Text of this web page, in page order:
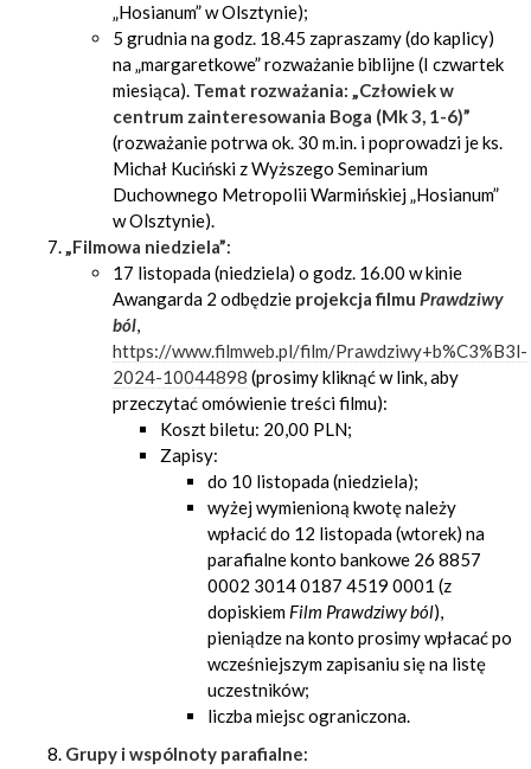
„Hosianum” w Olsztynie);
5 grudnia na godz. 18.45 zapraszamy (do kaplicy)
na „margaretkowe” rozważanie biblijne (I czwartek
miesiąca). Temat rozważania: „Człowiek w
centrum zainteresowania Boga (Mk 3, 1-6)”
(rozważanie potrwa ok. 30 m.in. i poprowadzi je ks.
Michał Kuciński z Wyższego Seminarium
Duchownego Metropolii Warmińskiej „Hosianum”
w Olsztynie).
„Filmowa niedziela”:
17 listopada (niedziela) o godz. 16.00 w kinie
Awangarda 2 odbędzie projekcja filmu Prawdziwy
ból,
https://www.filmweb.pl/film/Prawdziwy+b%C3%B3l-
2024-10044898 (prosimy kliknąć w link, aby
przeczytać omówienie treści filmu):
Koszt biletu: 20,00 PLN;
Zapisy:
do 10 listopada (niedziela);
wyżej wymienioną kwotę należy
wpłacić do 12 listopada (wtorek) na
parafialne konto bankowe 26 8857
0002 3014 0187 4519 0001 (z
dopiskiem Film Prawdziwy ból),
pieniądze na konto prosimy wpłacać po
wcześniejszym zapisaniu się na listę
uczestników;
liczba miejsc ograniczona.
Grupy i wspólnoty parafialne: